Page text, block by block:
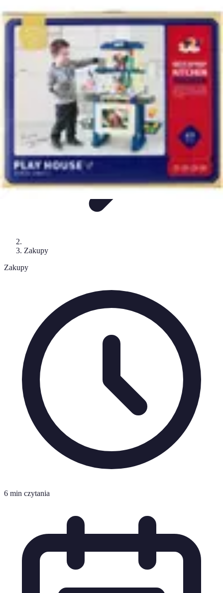
Porady zakupowePoradyTrendyPoradnikiZakupy i promocje
Mega Promocje
Zakupy
Zakupy
6 min czytania